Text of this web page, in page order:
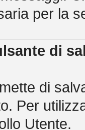
per la
di
di
Per
Utente.